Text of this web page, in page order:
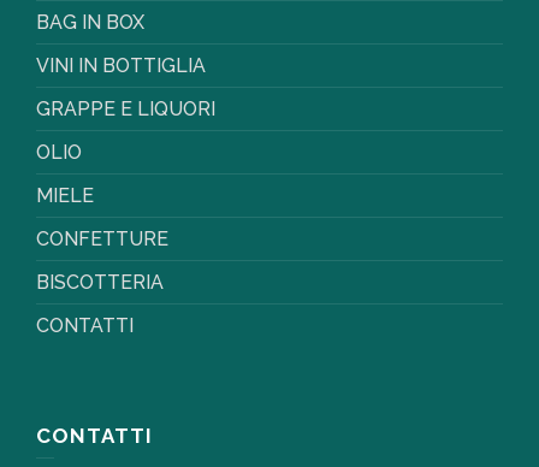
BAG IN BOX
VINI IN BOTTIGLIA
GRAPPE E LIQUORI
OLIO
MIELE
CONFETTURE
BISCOTTERIA
CONTATTI
CONTATTI